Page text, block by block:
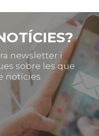
newsletter i
sobre les que
notícies.